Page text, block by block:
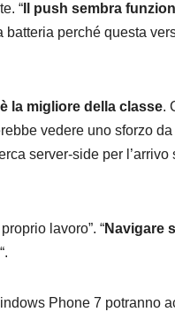
“ Il push sembra
perché questa
la migliore della classe.
vedere uno sforzo
server-side per
lavoro”. “Navigare
“.
Phone 7 potranno